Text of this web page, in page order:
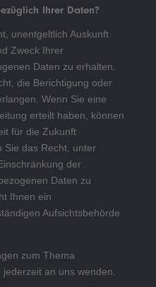
Ihrer Daten?
unentgeltlich Auskunft
Zweck Ihrer
Daten zu erhalten.
die Berichtigung oder
Wenn Sie eine
erteilt haben, können
für die Zukunft
Sie das Recht, unter
der
Daten zu
Ihnen ein
Aufsichtsbehörde
zum Thema
an uns wenden.